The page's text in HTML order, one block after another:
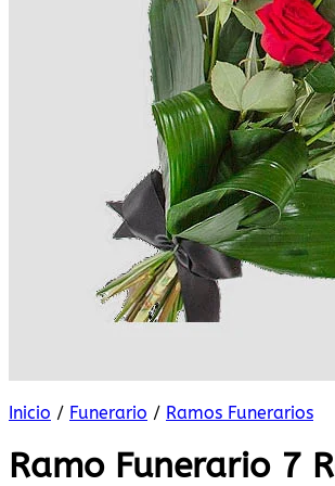
Inicio / Funerario / Ramos Funerarios
Ramo Funerario 7